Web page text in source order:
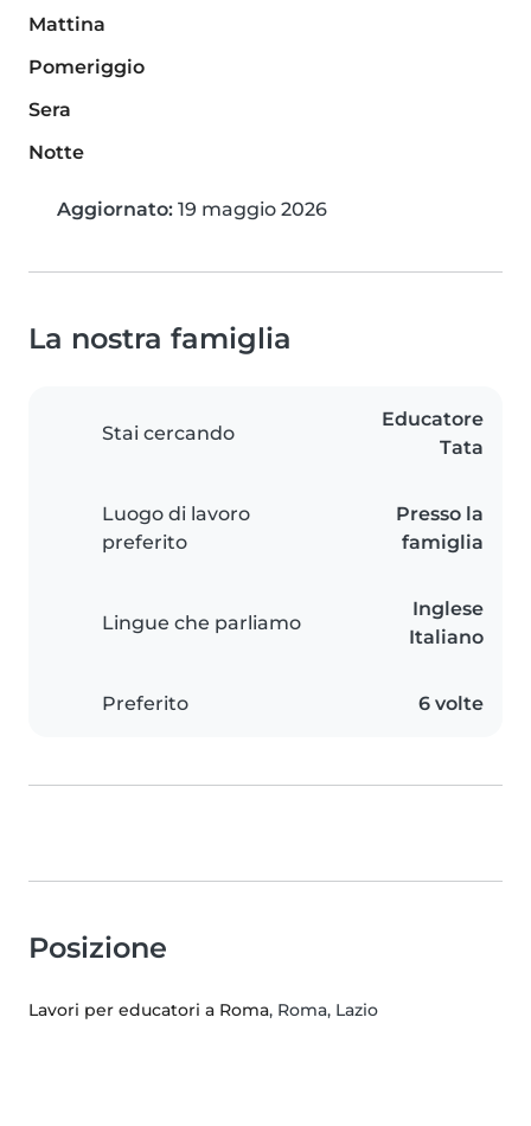
Mattina
Pomeriggio
Sera
Notte
Aggiornato: 19 maggio 2026
La nostra famiglia
Stai cercando
Educatore
Tata
Luogo di lavoro
preferito
Presso la
famiglia
Lingue che parliamo
Inglese
Italiano
Preferito 6 volte
Posizione
Lavori per educatori a Roma, Roma, Lazio